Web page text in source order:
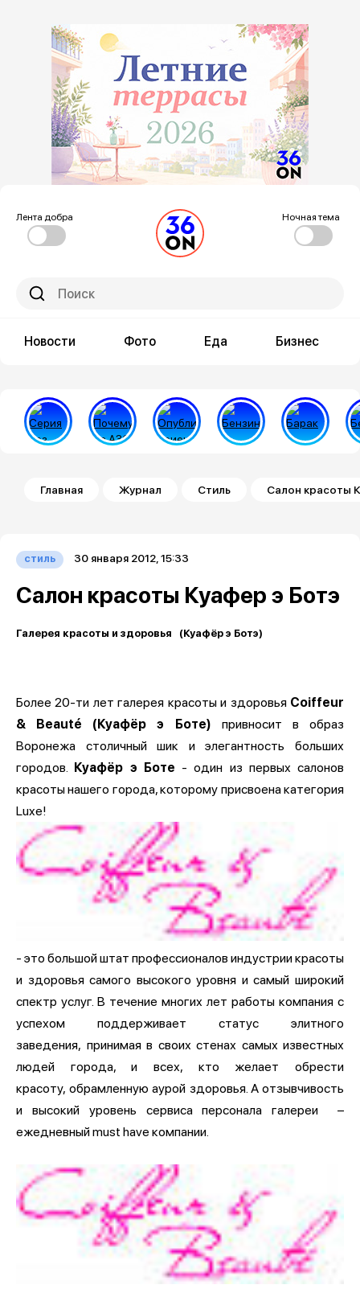
Лента добра Ночная тема
Новости Фото Еда Бизнес
Строка навигации
Главная Журнал Стиль Салон красоты
стиль 30 января 2012, 15:33
Салон красоты Куафер э Ботэ
Галерея красоты и здоровья (Куафёр э Ботэ)
Более 20-ти лет галерея красоты и здоровья Coiffeur
& Beauté (Куафёр э Боте) привносит в образ
Воронежа столичный шик и элегантность больших
городов. Куафёр э Боте - один из первых салонов
красоты нашего города, которому присвоена категория
Luxe!
- это большой штат профессионалов индустрии красоты
и здоровья самого высокого уровня и самый широкий
спектр услуг. В течение многих лет работы компания с
успехом поддерживает статус элитного
заведения, принимая в своих стенах самых известных
людей города, и всех, кто желает обрести
красоту, обрамленную аурой здоровья. А отзывчивость
и высокий уровень сервиса персонала галереи –
ежедневный must have компании.